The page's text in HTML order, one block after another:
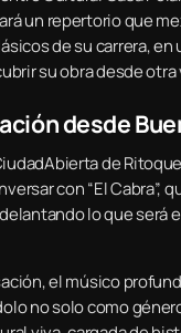
un repertorio que
de su carrera,
su obra desde otra
desde
de
con “El Cabra”,
lo que será
el músico
no solo como